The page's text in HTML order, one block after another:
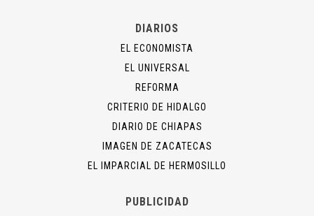
DIARIOS
EL ECONOMISTA
EL UNIVERSAL
REFORMA
CRITERIO DE HIDALGO
DIARIO DE CHIAPAS
IMAGEN DE ZACATECAS
EL IMPARCIAL DE HERMOSILLO
PUBLICIDAD